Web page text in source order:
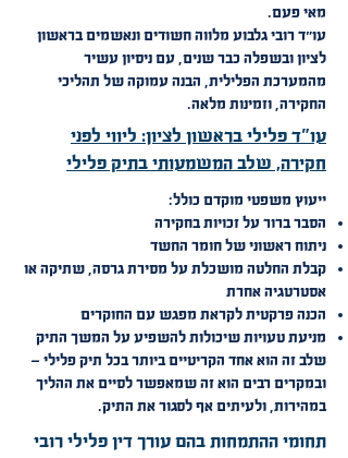
מאי פעם.
עו״ד רובי גלבוע מלווה חשודים ונאשמים בראשון
לציון ובשפלה כבר שנים, עם ניסיון עשיר
מהמערכת הפלילית, הבנה עמוקה של תהליכי
החקירה, וזמינות מלאה.
עו"ד פלילי בראשון לציון: ליווי לפני
חקירה, שלב המשמעותי בתיק פלילי
ייעוץ משפטי מוקדם כולל:
הסבר ברור על זכויות בחקירה
ניתוח ראשוני של חומר החשד
קבלת החלטה מושכלת על מסירת גרסה, שתיקה או
אסטרטגיה אחרת
הכנה פרקטית לקראת מפגש עם החוקרים
מניעת טעויות שיכולות להשפיע על המשך התיק
שלב זה הוא אחד הקריטיים ביותר בכל תיק פלילי —
ובמקרים רבים הוא זה שמאפשר לסיים את ההליך
במהירות, ולעיתים אף לסגור את התיק.
תחומי ההתמחות בהם עורך דין פלילי רובי